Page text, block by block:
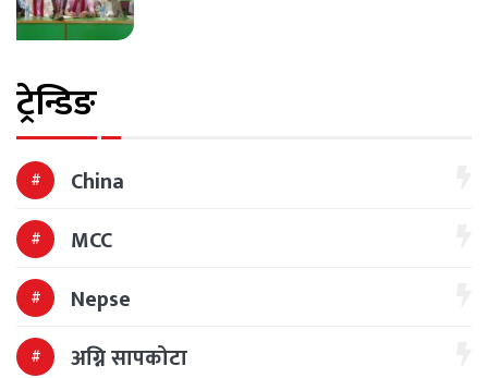
ट्रेन्डिङ
China
MCC
Nepse
अग्नि सापकोटा